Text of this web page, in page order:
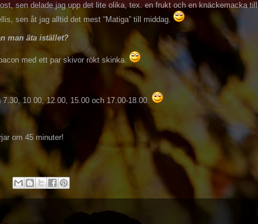
sen delade jag upp det lite olika, tex. en frukt och en knäckemacka till
sen åt jag alltid det mest “Matiga” till middag.
man äta istället?
med ett par skivor rökt skinka.
10.00, 12.00, 15.00 och 17.00-18.00.
om 45 minuter!